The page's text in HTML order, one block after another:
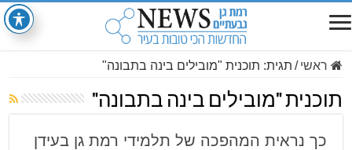
ראשי / תגית: תוכנית "מובילים בינה בתבונה"
תוכנית "מובילים בינה בתבונה"
כך נראית המהפכה של תלמידי רמת גן בעידן